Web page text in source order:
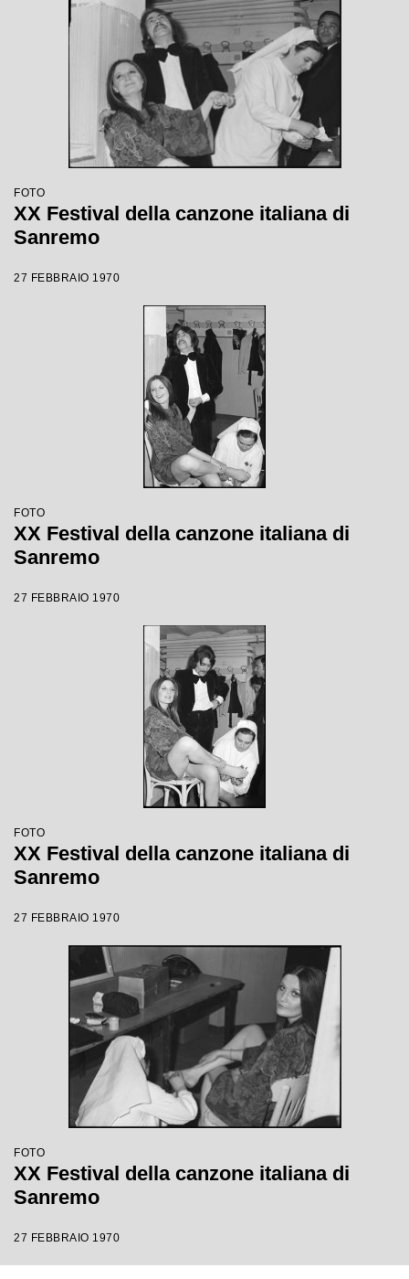
FOTO
XX Festival della canzone italiana di
Sanremo
27 FEBBRAIO 1970
FOTO
XX Festival della canzone italiana di
Sanremo
27 FEBBRAIO 1970
FOTO
XX Festival della canzone italiana di
Sanremo
27 FEBBRAIO 1970
FOTO
XX Festival della canzone italiana di
Sanremo
27 FEBBRAIO 1970